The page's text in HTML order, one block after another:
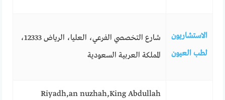
الاستشاريون
لطب العيون
شارع التخصصي الفرعي، العليا، الرياض 12333،
المملكة العربية السعودية
Riyadh,an nuzhah,King Abdullah